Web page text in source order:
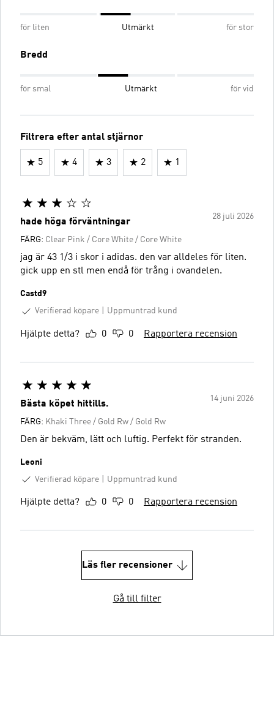
för liten Utmärkt för stor
Bredd
för smal Utmärkt för vid
Filtrera efter antal stjärnor
5 4 3 2 1
28 juli 2026
hade höga förväntningar
FÄRG: Clear Pink / Core White / Core White
jag är 43 1/3 i skor i adidas. den var alldeles för liten.
gick upp en stl men endå för trång i ovandelen.
Castd9
Verifierad köpare
Uppmuntrad kund
Hjälpte detta? 0 0 Rapportera recension
14 juni 2026
Bästa köpet hittills.
FÄRG: Khaki Three / Gold Rw / Gold Rw
Den är bekväm, lätt och luftig. Perfekt för stranden.
Leoni
Verifierad köpare
Uppmuntrad kund
Hjälpte detta? 0 0 Rapportera recension
Läs fler recensioner
Gå till filter